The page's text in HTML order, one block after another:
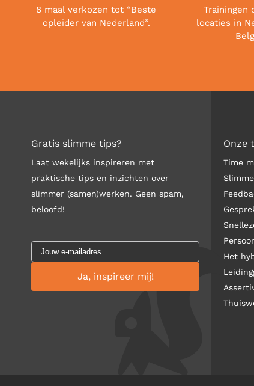
8 maal verkozen tot “Beste
opleider van Nederland”.
Trainingen
locaties in
Gratis slimme tips?
Laat wekelijks inspireren met
praktische tips en inzichten over
slimmer (samen)werken. Geen spam,
beloofd!
Onze
Time
Het